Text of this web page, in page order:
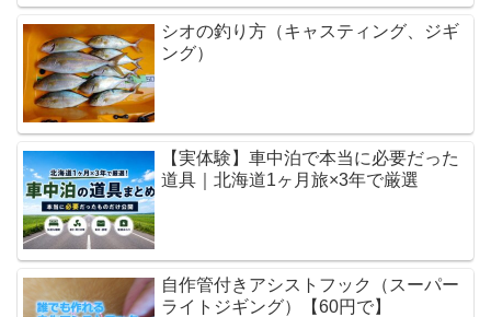
シオの釣り方（キャスティング、ジギ
ング）
【実体験】車中泊で本当に必要だった
道具｜北海道1ヶ月旅×3年で厳選
自作管付きアシストフック（スーパー
ライトジギング）【60円で】